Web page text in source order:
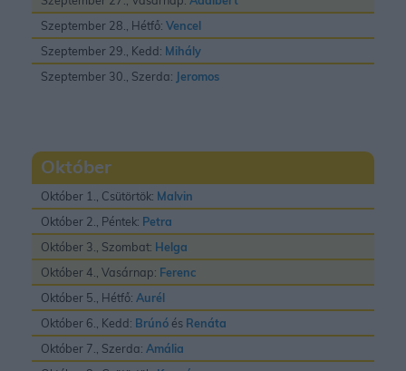
Szeptember 28., Hétfő: Vencel
Szeptember 29., Kedd: Mihály
Szeptember 30., Szerda: Jeromos
Október
Október 1., Csütörtök: Malvin
Október 2., Péntek: Petra
Október 3., Szombat: Helga
Október 4., Vasárnap: Ferenc
Október 5., Hétfő: Aurél
Október 6., Kedd: Brúnó és Renáta
Október 7., Szerda: Amália